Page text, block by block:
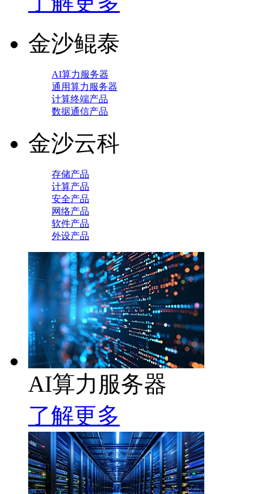
金沙鲲泰
AI算力服务器
通用算力服务器
计算终端产品
数据通信产品
金沙云科
存储产品
计算产品
安全产品
网络产品
软件产品
外设产品
AI算力服务器
了解更多